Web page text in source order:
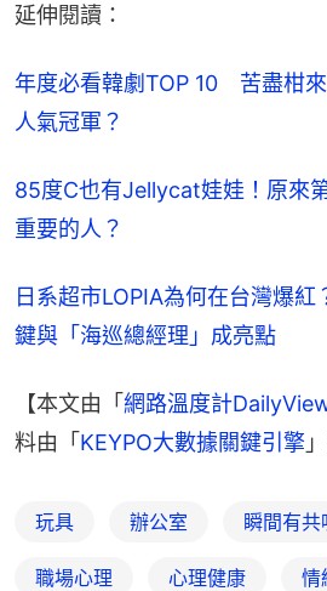
延伸閱讀：
年度必看韓劇TOP 10　苦盡柑
人氣冠軍？
85度C也有Jellycat娃娃！原來
重要的人？
日系超市LOPIA為何在台灣爆紅
鍵與「海巡總經理」成亮點
【本文由「網路溫度計
料由「KEYPO大數據關鍵引擎
玩具 辦公室 瞬間有共
職場心理 心理健康 情